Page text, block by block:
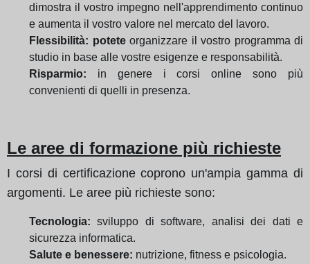
dimostra il vostro impegno nell'apprendimento continuo
e aumenta il vostro valore nel mercato del lavoro.
Flessibilità: poteteorganizzare il vostro programma di
studio in base alle vostre esigenze e responsabilità.
Risparmio: in genere i corsi online sono più
convenienti di quelli in presenza.
Le aree di formazione più richieste
I corsi di certificazione coprono un'ampia gamma di
argomenti. Le aree più richieste sono:
Tecnologia: sviluppo di software, analisi dei dati e
sicurezza informatica.
Salute e benessere: nutrizione, fitness e psicologia.